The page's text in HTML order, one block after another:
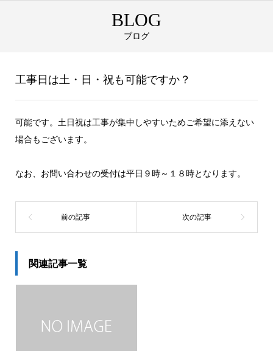
BLOG
ブログ
工事日は土・日・祝も可能ですか？
可能です。土日祝は工事が集中しやすいためご希望に添えない
場合もございます。
なお、お問い合わせの受付は平日９時～１８時となります。
関連記事一覧